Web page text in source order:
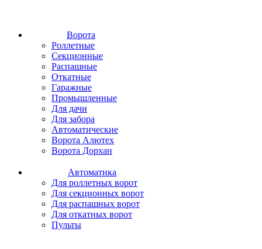
Ворота
Роллетные
Секционные
Распашные
Откатные
Гаражные
Промышленные
Для дачи
Для забора
Автоматические
Ворота Алютех
Ворота Дорхан
Автоматика
Для роллетных ворот
Для секционных ворот
Для распашных ворот
Для откатных ворот
Пульты